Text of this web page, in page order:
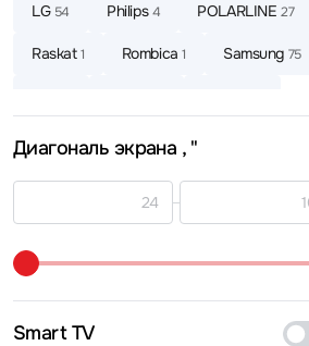
LG 54 Philips4 POLARLINE27
Raskat1 Rombica1 Samsung 75
4
Topdevice2 Xiaomi21 Витязь2
Яндекс13
Диагональ экрана , "
Smart TV